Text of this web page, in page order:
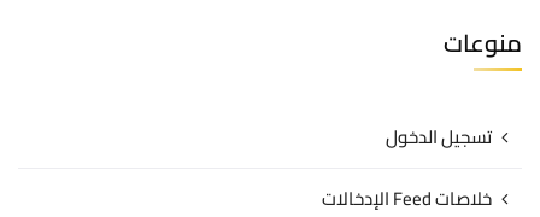
منوعات
تسجيل الدخول
خلاصات Feed الإدخالات